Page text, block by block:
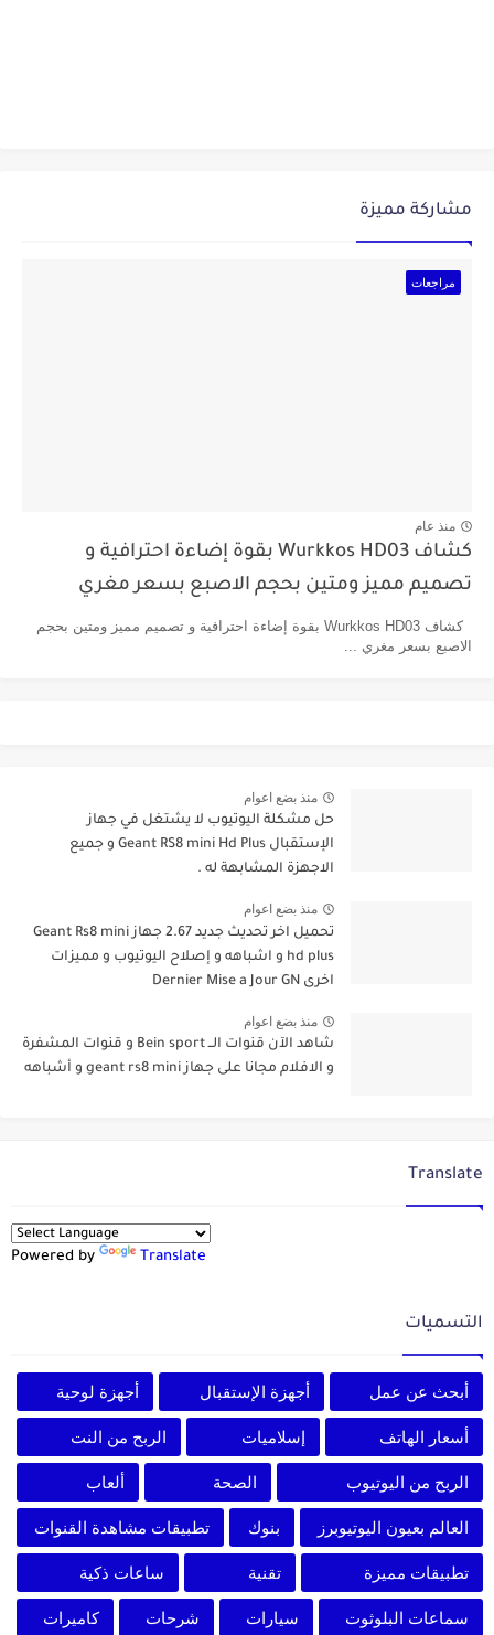
مشاركة مميزة
مراجعات
منذ عام
كشاف Wurkkos HD03 بقوة إضاءة احترافية و
تصميم مميز ومتين بحجم الاصبع بسعر مغري
كشاف Wurkkos HD03 بقوة إضاءة احترافية و تصميم مميز ومتين بحجم
الاصبع بسعر مغري ...
منذ بضع اعوام
حل مشكلة اليوتيوب لا يشتغل في جهاز
الإستقبال Geant RS8 mini Hd Plus و جميع
الاجهزة المشابهة له .
منذ بضع اعوام
تحميل اخر تحديث جديد 2.67 جهاز Geant Rs8 mini
hd plus و اشباهه و إصلاح اليوتيوب و مميزات
اخرى Dernier Mise a Jour GN
منذ بضع اعوام
شاهد الآن قنوات الــ Bein sport و قنوات المشفرة
و الافلام مجانا على جهاز geant rs8 mini و أشباهه
Translate
Powered by Translate
التسميات
أبحث عن عمل أجهزة الإستقبال أجهزة لوحية
أسعار الهاتف إسلاميات الربح من النت
الربح من اليوتيوب الصحة ألعاب
العالم بعيون اليوتيوبرز بنوك تطبيقات مشاهدة القنوات
تطبيقات مميزة تقنية ساعات ذكية
سماعات البلوثوت سيارات شرحات كاميرات